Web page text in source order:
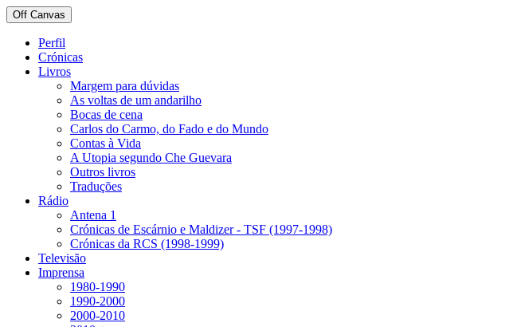
Off Canvas
Perfil
Crónicas
Livros
Margem para dúvidas
As voltas de um andarilho
Bocas de cena
Carlos do Carmo, do Fado e do Mundo
Contas à Vida
A Utopia segundo Che Guevara
Outros livros
Traduções
Rádio
Antena 1
Crónicas de Escárnio e Maldizer - TSF (1997-1998)
Crónicas da RCS (1998-1999)
Televisão
Imprensa
1980-1990
1990-2000
2000-2010